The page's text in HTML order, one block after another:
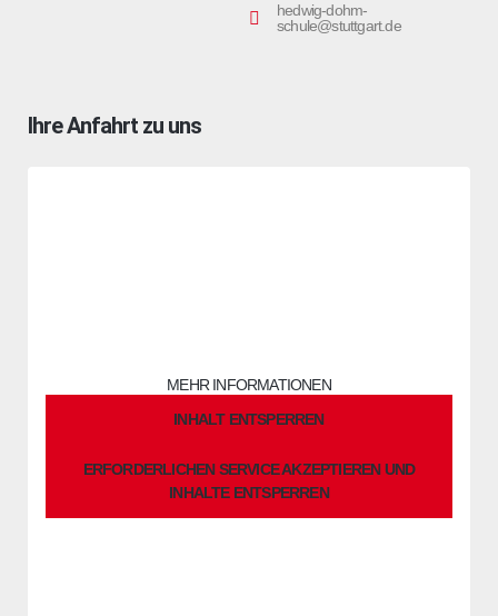
hedwig-dohm-
schule@stuttgart.de
Ihre Anfahrt zu uns
MEHR INFORMATIONEN
INHALT ENTSPERREN
ERFORDERLICHEN SERVICE AKZEPTIEREN UND
INHALTE ENTSPERREN